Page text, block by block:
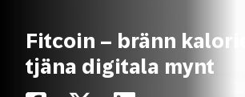
Fitcoin – bränn
tjäna digitala mynt